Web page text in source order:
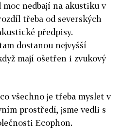
moc nedbají na akustiku v
třeba od severských
předpisy.
dostanou nejvyšší
mají ošetřen i zvukový
všechno je třeba myslet v
prostředí, jsme vedli s
Ecophon.